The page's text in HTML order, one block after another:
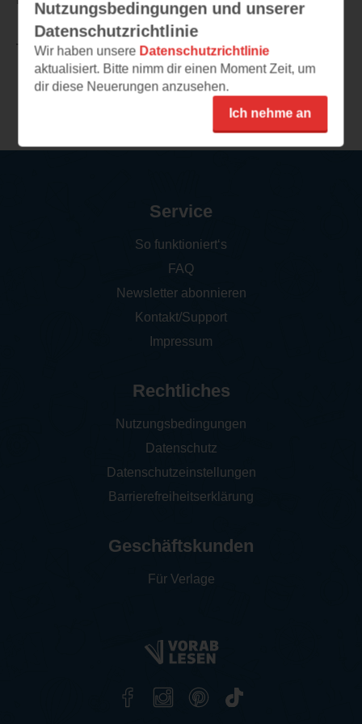
TEILEN
Weitere Rezensionen
Nutzungsbedingungen und unserer
Datenschutzrichtlinie
Wir haben unsere Datenschutzrichtlinie
aktualisiert. Bitte nimm dir einen Moment Zeit, um
dir diese Neuerungen anzusehen.
Ich nehme an
Service
So funktioniert‘s
FAQ
Newsletter abonnieren
Kontakt/Support
Impressum
Rechtliches
Nutzungsbedingungen
Datenschutz
Datenschutzeinstellungen
Barrierefreiheitserklärung
Geschäftskunden
Für Verlage